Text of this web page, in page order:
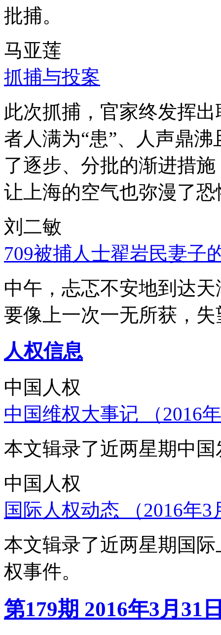
批捕。
马亚莲
抓捕与投案
此次抓捕，官家终发挥
者人满为“患”、人声鼎
了逐步、分批的渐进措
让上海的空气也弥漫了
刘二敏
709被捕人士翟岩民妻子
中午，忐忑不安地到达
要像上一次一无所获，
人权信息
中国人权
中国维权大事记 （2016
本文辑录了近两星期中
中国人权
国际人权动态 （2016年
本文辑录了近两星期国
权事件。
第179期 2016年3月31